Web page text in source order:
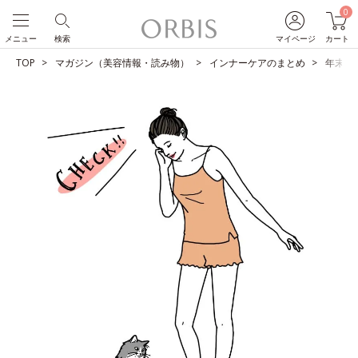
マイページ
0
カート
検索
メニュー
TOP マガジン（美容情報・読み物） インナーケアのまとめ 年末年